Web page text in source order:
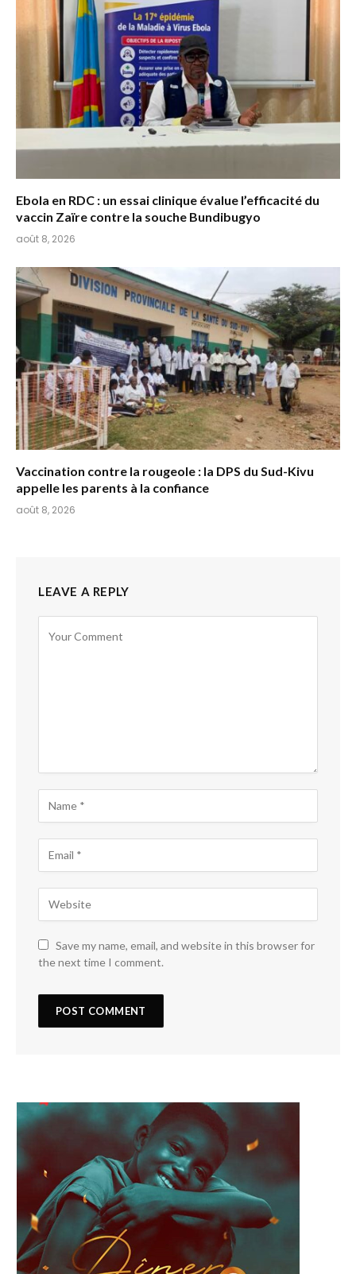
Ebola en RDC : un essai clinique évalue l’efficacité du
vaccin Zaïre contre la souche Bundibugyo
août 8, 2026
Vaccination contre la rougeole : la DPS du Sud-Kivu
appelle les parents à la confiance
août 8, 2026
LEAVE A REPLY
Save my name, email, and website in this browser for
the next time I comment.